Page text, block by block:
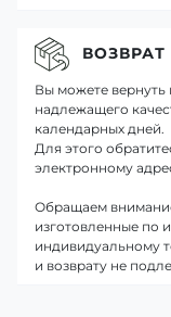
ВОЗВРАТ
Вы можете
надлежащего
календарных дней.
Для этого
электронному
Обращаем
изготовленные по
индивидуальному
и возврату не